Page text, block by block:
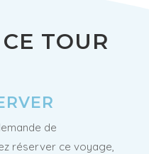
TOUR
de
réserver ce voyage,